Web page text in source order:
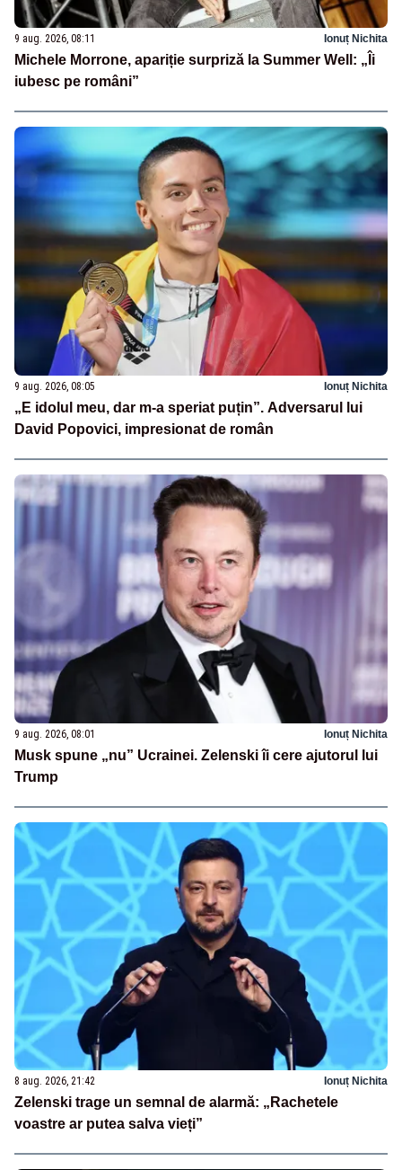
9 aug. 2026, 08:11 Ionuț Nichita
Michele Morrone, apariție surpriză la Summer Well: „Îi
iubesc pe români”
9 aug. 2026, 08:05 Ionuț Nichita
„E idolul meu, dar m-a speriat puțin”. Adversarul lui
David Popovici, impresionat de român
9 aug. 2026, 08:01 Ionuț Nichita
Musk spune „nu” Ucrainei. Zelenski îi cere ajutorul lui
Trump
8 aug. 2026, 21:42 Ionuț Nichita
Zelenski trage un semnal de alarmă: „Rachetele
voastre ar putea salva vieți”